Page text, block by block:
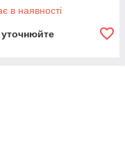
в наявності
уточнюйте